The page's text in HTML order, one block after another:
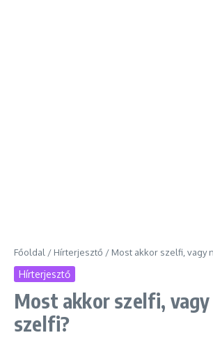
Főoldal / Hírterjesztő / Most akkor szelfi, vagy
Hírterjesztő
Most akkor szelfi, vagy
szelfi?